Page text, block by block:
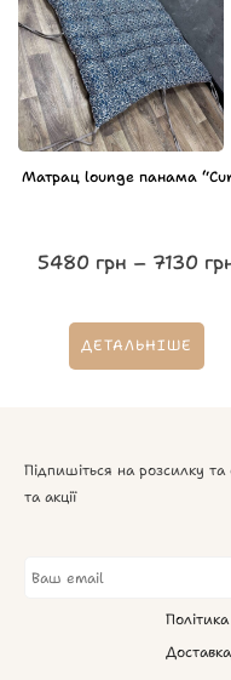
Матрац lounge панама
5480 грн – 7130
ДЕТАЛЬНІШЕ
Підпишіться на розсилку
та акції